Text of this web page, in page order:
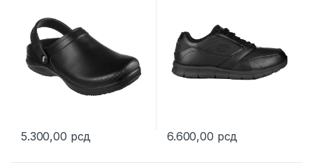
5.300,00 рсд
This product has multiple variants. The options may be chosen
6.600,00 рсд
This product has multiple